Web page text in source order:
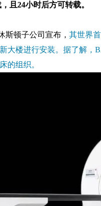
且24小时后方可转载。
斯顿子公司宣布， 其世界
大楼进行安装。据了解，
的组织。